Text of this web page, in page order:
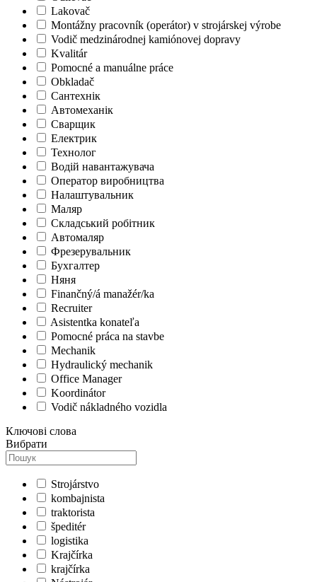
Lakovač
Montážny pracovník (operátor) v strojárskej výrobe
Vodič medzinárodnej kamiónovej dopravy
Kvalitár
Pomocné a manuálne práce
Obkladač
Сантехнік
Автомеханік
Сварщик
Електрик
Технолог
Водій навантажувача
Оператор виробництва
Налаштувальник
Маляр
Складський робітник
Автомаляр
Фрезерувальник
Бухгалтер
Няня
Finančný/á manažér/ka
Recruiter
Asistentka konateľa
Pomocné práca na stavbe
Mechanik
Hydraulický mechanik
Office Manager
Koordinátor
Vodič nákladného vozidla
Ключові слова
Вибрати
Strojárstvo
kombajnista
traktorista
špeditér
logistika
Krajčírka
krajčírka